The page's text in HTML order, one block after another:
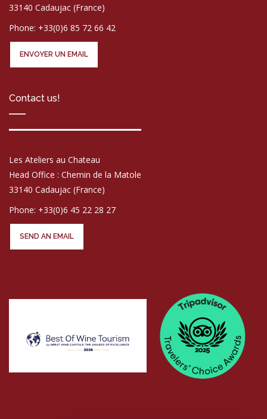
33140 Cadaujac (France)
Phone: +33(0)6 85 72 66 42
ENVOYER UN EMAIL
Contact us!
Les Ateliers au Chateau
Head Office : Chemin de la Matole
33140 Cadaujac (France)
Phone: +33(0)6 45 22 28 27
SEND AN EMAIL